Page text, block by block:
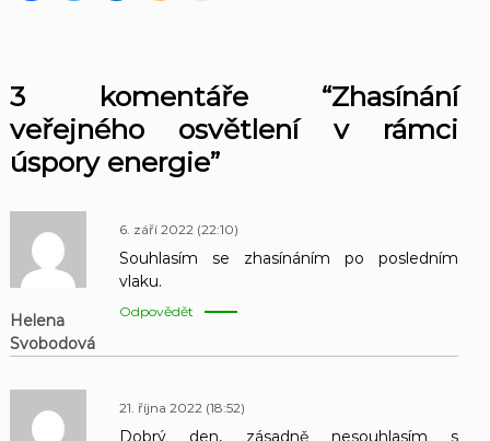
3 komentáře “Zhasínání
veřejného osvětlení v rámci
úspory energie”
Helena
Svobodová
6. září 2022 (22:10)
Souhlasím se zhasínáním po posledním
vlaku.
Odpovědět
21. října 2022 (18:52)
Dobrý den, zásadně nesouhlasím s